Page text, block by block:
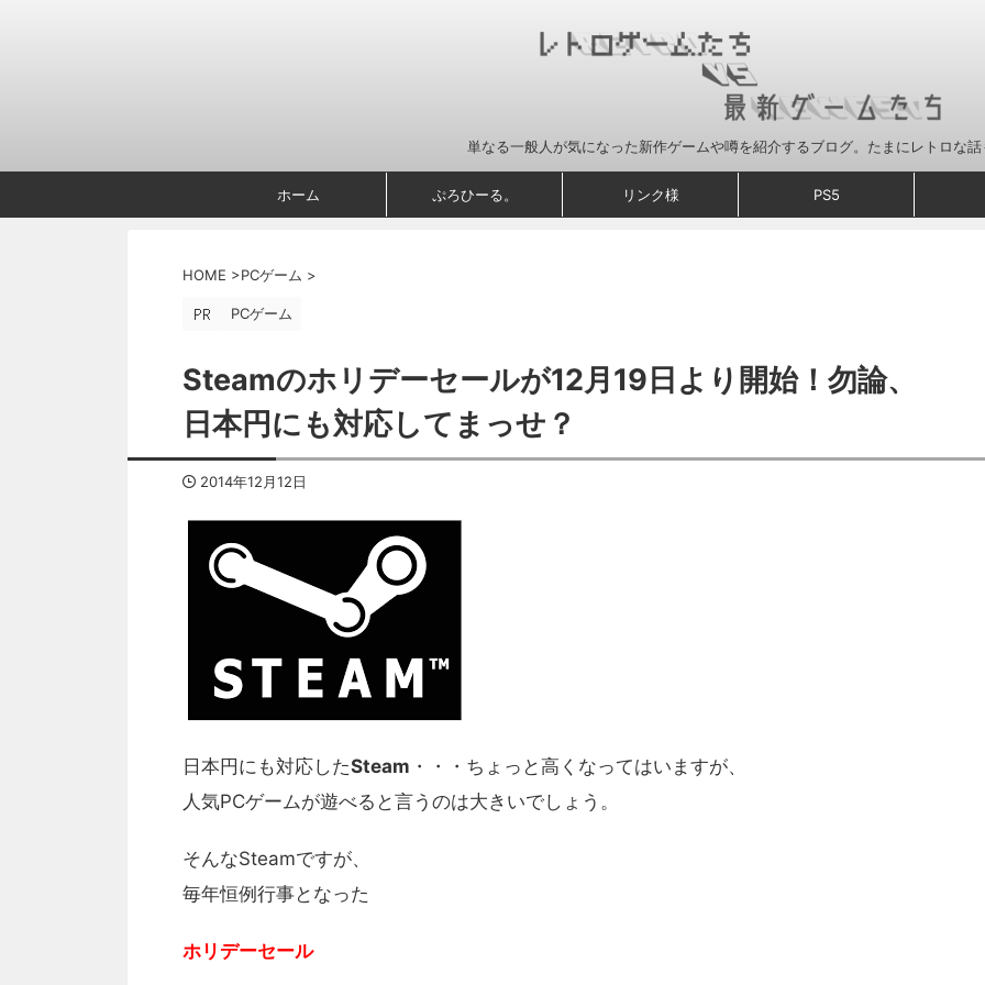
単なる一般人が気になった新作ゲームや噂を紹介するブログ。たまにレトロな話
ホーム ぷろひーる。 リンク様 PS5
HOME >PCゲーム >
PCゲーム
Steamのホリデーセールが12月19日より開始！勿論、
日本円にも対応してまっせ？
2014年12月12日
日本円にも対応したSteam ・・・ちょっと高くなってはいますが、
人気PCゲームが遊べると言うのは大きいでしょう。
そんなSteamですが、
毎年恒例行事となった
ホリデーセール